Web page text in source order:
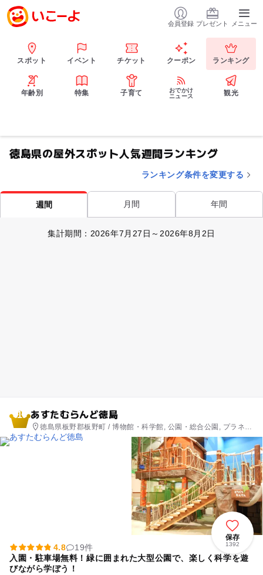
会員登録 プレゼント メニュー
スポット イベント チケット クーポン ランキング
年齢別 特集 子育て
おでかけ
ニュース
観光
徳島県の屋外スポット人気週間ランキング
ランキング条件を変更する
週間 月間 年間
集計期間：2026年7月27日～2026年8月2日
1 あすたむらんど徳島
徳島県板野郡板野町 / 博物館・科学館, 公園・総合公園, プラネタ
リウム・天文台
保存
1392
4.8
19件
入園・駐車場無料！緑に囲まれた大型公園で、楽しく科学を遊
びながら学ぼう！